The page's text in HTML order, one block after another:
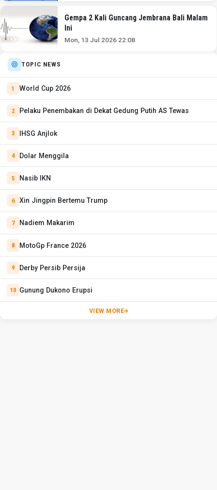
Gempa 2 Kali Guncang Jembrana Bali Malam
Ini
Mon, 13 Jul 2026 22:08
TOPIC NEWS
World Cup 2026
Pelaku Penembakan di Dekat Gedung Putih AS Tewas
IHSG Anjlok
Dolar Menggila
Nasib IKN
Xin Jingpin Bertemu Trump
Nadiem Makarim
MotoGp France 2026
Derby Persib Persija
Gunung Dukono Erupsi
VIEW MORE